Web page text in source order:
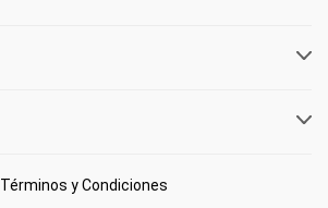
Términos y Condiciones